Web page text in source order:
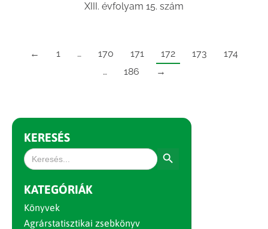
XIII. évfolyam 15. szám
← 1 … 170 171 172 173
174
…
186 →
KERESÉS
Search
for:
KATEGÓRIÁK
Könyvek
Agrárstatisztikai zsebkönyv